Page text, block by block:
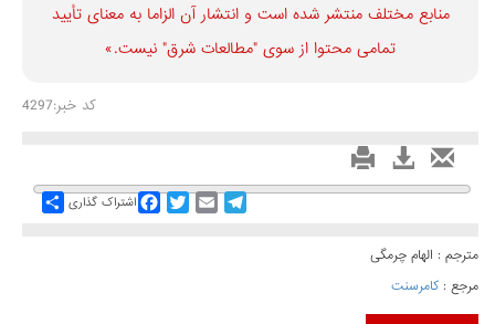
منابع مختلف منتشر شده است و انتشار آن الزاما به معنای تأیید
تمامی محتوا از سوی "مطالعات شرق" نیست.»
کد خبر:4297
Share اشتراک گذاری
FacebookTwitterEmail
Telegram
مترجم : الهام چرمگی
مرجع : کامرسنت